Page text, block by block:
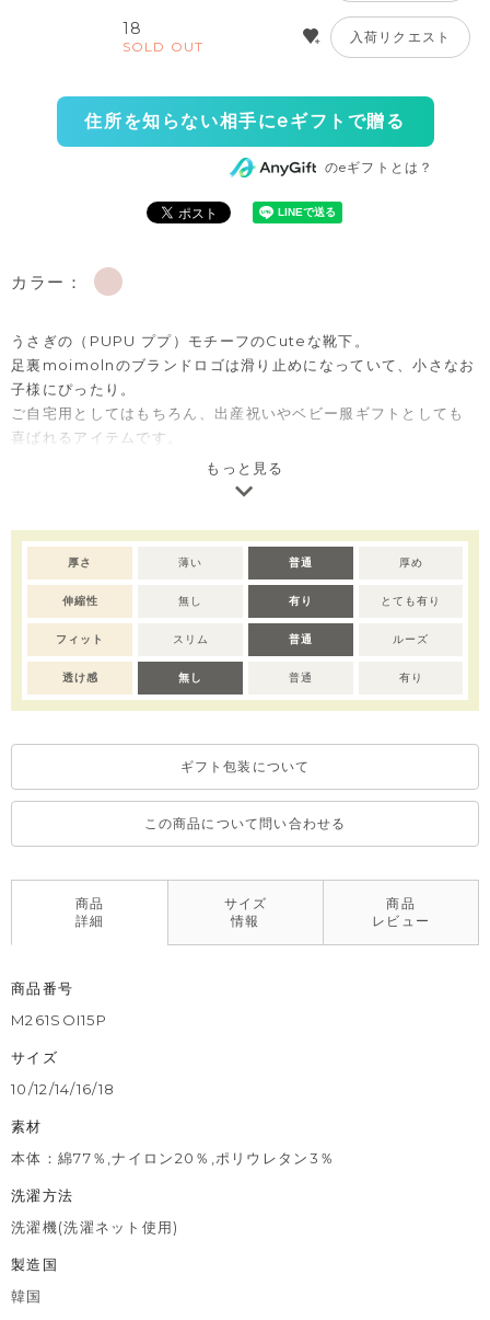
18
SOLD OUT
入荷リクエスト
住所を知らない相手にeギフトで贈る
のeギフトとは？
カラー：
うさぎの（PUPU ププ）モチーフのCuteな靴下。
足裏moimolnのブランドロゴは滑り止めになっていて、小さなお
子様にぴったり。
ご自宅用としてはもちろん、出産祝いやベビー服ギフトとしても
喜ばれるアイテムです。
※撮影･モニター環境等により実際の商品の色味と異なって見える
もっと見る
厚さ 薄い 普通 厚め
伸縮性 無し 有り とても有り
フィット スリム 普通 ルーズ
透け感 無し 普通 有り
ギフト包装について
この商品について問い合わせる
商品
詳細
サイズ
情報
商品
レビュー
商品番号
M261SOI15P
サイズ
10/12/14/16/18
素材
本体：綿77％,ナイロン20％,ポリウレタン3％
洗濯方法
洗濯機(洗濯ネット使用)
製造国
韓国